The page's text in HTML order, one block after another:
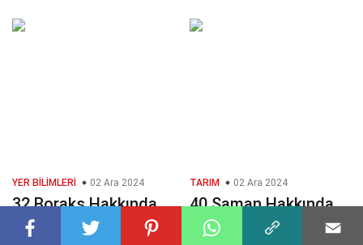
YER BILIMLERI 02 Ara 2024
32 Boraks Hakkında
Gerçek
TARIM 02 Ara 2024
40 Saman Hakkında
Gerçek